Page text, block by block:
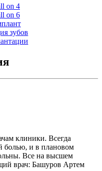
on 4
on 6
зубов
клиники. Всегда
болью, и в плановом
Все на высшем
врач: Башуров Артем